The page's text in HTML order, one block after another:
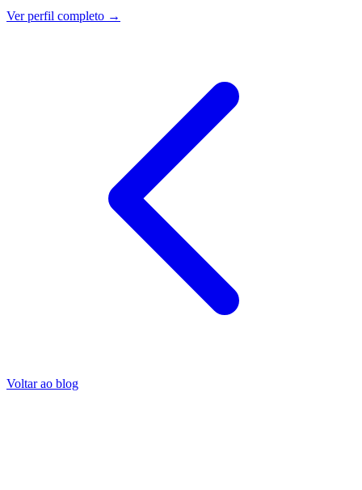
Ver perfil completo →
Voltar ao blog